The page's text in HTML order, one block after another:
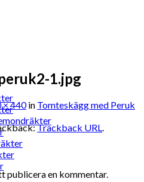
1.jpg
× 440in Tomteskägg med Peruk
Trackback URL.
publicera en kommentar.